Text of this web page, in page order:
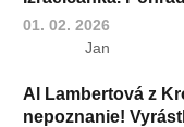
01. 02. 2026
Jan
Al Lambertová z
nepoznanie!